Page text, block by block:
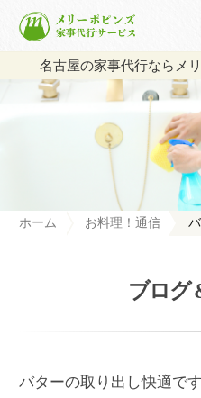
名古屋の家事代行ならメ
ホーム お料理！通信
ブログ
バターの取り出し快適で